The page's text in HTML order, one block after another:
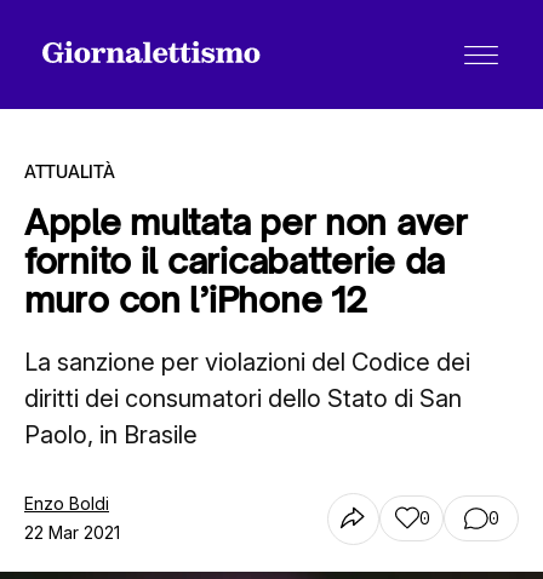
Tutti gli articoli
Chi siamo
ATTUALITÀ
Apple multata per non aver
fornito il caricabatterie da
muro con l’iPhone 12
La sanzione per violazioni del Codice dei
diritti dei consumatori dello Stato di San
Paolo, in Brasile
Enzo Boldi
22 Mar 2021
0 0